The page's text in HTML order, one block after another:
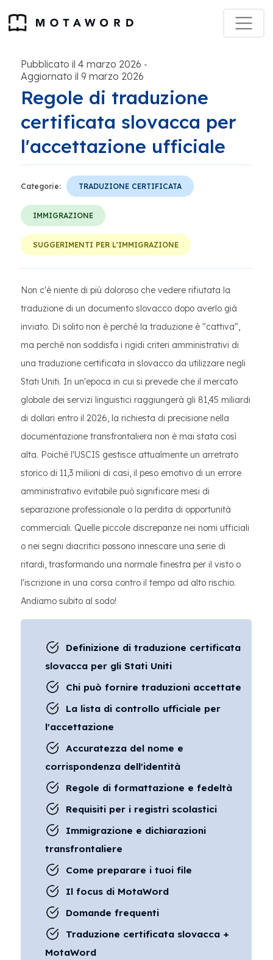
Pubblicato il 4 marzo 2026 -
Aggiornato il 9 marzo 2026
Regole di traduzione
certificata slovacca per
l'accettazione ufficiale
Categorie: TRADUZIONE CERTIFICATA
IMMIGRAZIONE
SUGGERIMENTI PER L'IMMIGRAZIONE
Non c'è niente di più doloroso che vedere rifiutata la
traduzione di un documento slovacco dopo averlo già
inviato. Di solito non è perché la traduzione è "cattiva",
ma perché non soddisfa i rigidi criteri amministrativi di
una traduzione certificata in slovacco da utilizzare negli
Stati Uniti. In un'epoca in cui si prevede che il mercato
globale dei servizi linguistici raggiungerà gli 81,45 miliardi
di dollari entro il 2026, la richiesta di precisione nella
documentazione transfrontaliera non è mai stata così
alta. Poiché l'USCIS gestisce attualmente un arretrato
storico di 11,3 milioni di casi, il peso emotivo di un errore
amministrativo evitabile può significare mesi di
separazione professionale o la perdita di opportunità
commerciali. Quelle piccole discrepanze nei nomi ufficiali
o nei segni diacritici possono innescare una serie di
ritardi, trasformando una normale finestra per il visto o
l'iscrizione in una corsa contro il tempo ad alto rischio.
Andiamo subito al sodo!
Definizione di traduzione certificata
slovacca per gli Stati Uniti
Chi può fornire traduzioni accettate
La lista di controllo ufficiale per
l'accettazione
Accuratezza del nome e
corrispondenza dell'identità
Regole di formattazione e fedeltà
Requisiti per i registri scolastici
Immigrazione e dichiarazioni
transfrontaliere
Come preparare i tuoi file
Il focus di MotaWord
Domande frequenti
Traduzione certificata slovacca +
MotaWord